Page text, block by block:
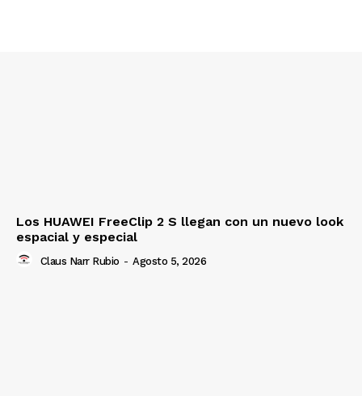
Los HUAWEI FreeClip 2 S llegan con un nuevo look
espacial y especial
Claus Narr Rubio - Agosto 5, 2026